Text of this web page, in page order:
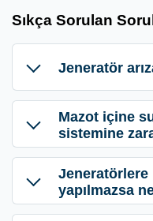
Sıkça Sorulan
Jeneratör
Mazot içine
sistemine
Jeneratörlere
yapılmazsa